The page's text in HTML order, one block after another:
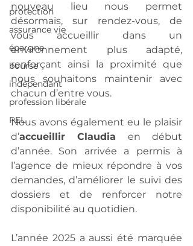
protection
assurance vie
épargne
bourse
indépendant
profession libérale
PEL
nouveau lieu nous permet
désormais, sur rendez-vous, de
vous accueillir dans un
environnement plus adapté,
renforçant ainsi la proximité que
nous souhaitons maintenir avec
chacun d’entre vous.
Nous avons également eu le plaisir
d’accueillir Claudia en début
d’année. Son arrivée a permis à
l’agence de mieux répondre à vos
demandes, d’améliorer le suivi des
dossiers et de renforcer notre
disponibilité au quotidien.
L’année 2025 a aussi été marquée